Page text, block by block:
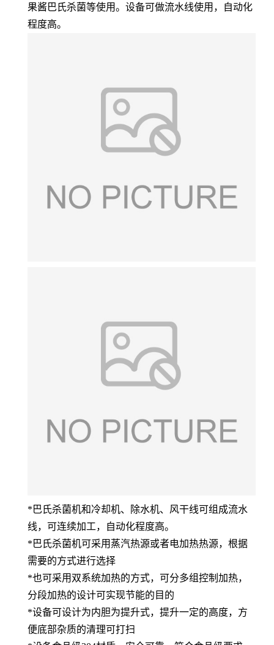
果酱巴氏杀菌等使用。设备可做流水线使用，自动化
程度高。
*巴氏杀菌机和冷却机、除水机、风干线可组成流水
线，可连续加工，自动化程度高。
*巴氏杀菌机可采用蒸汽热源或者电加热热源，根据
需要的方式进行选择
*也可采用双系统加热的方式，可分多组控制加热，
分段加热的设计可实现节能的目的
*设备可设计为内胆为提升式，提升一定的高度，方
便底部杂质的清理可打扫